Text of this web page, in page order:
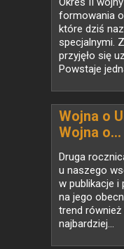
formowania
które dziś
specjalnymi.
przyjęło się
Powstaje
Wojna o
Wojna o...
Druga
u naszego
w publikacje i
na jego
trend również
najbardziej...